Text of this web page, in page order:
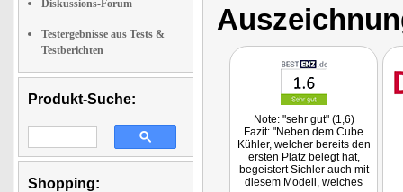
Diskussions-Forum
Testergebnisse aus Tests &
Testberichten
Produkt-Suche:
Shopping:
Note: "sehr gut" (1,6)
Fazit: "Neben dem Cube
Kühler, welcher bereits den
ersten Platz belegt hat,
begeistert Sichler auch mit
diesem Modell, welches